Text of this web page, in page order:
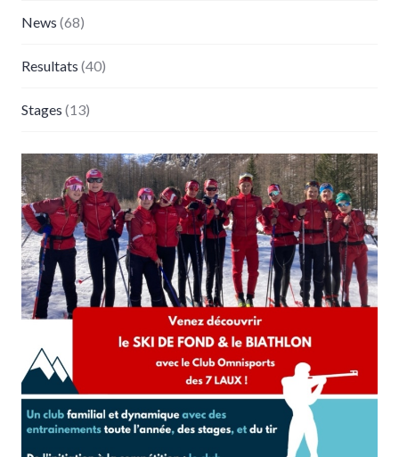
News (68)
Resultats (40)
Stages (13)